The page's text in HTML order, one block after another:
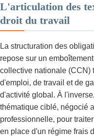
L'articulation des
droit du travail
La structuration des
repose sur un
collective nationale (CCN)
d'emploi, de travail et de
d'activité global. À
thématique ciblé, négocié
professionnelle, pour
en place d'un régime frais